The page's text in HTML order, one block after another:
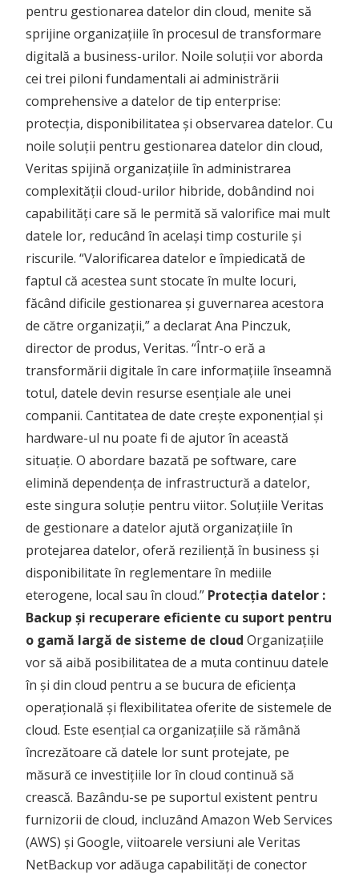
pentru gestionarea datelor din cloud, menite să
sprijine organizațiile în procesul de transformare
digitală a business-urilor. Noile soluții vor aborda
cei trei piloni fundamentali ai administrării
comprehensive a datelor de tip enterprise:
protecția, disponibilitatea și observarea datelor. Cu
noile soluții pentru gestionarea datelor din cloud,
Veritas spijină organizațiile în administrarea
complexității cloud-urilor hibride, dobândind noi
capabilități care să le permită să valorifice mai mult
datele lor, reducând în același timp costurile și
riscurile. “Valorificarea datelor e împiedicată de
faptul că acestea sunt stocate în multe locuri,
făcând dificile gestionarea și guvernarea acestora
de către organizații,” a declarat Ana Pinczuk,
director de produs, Veritas. “Într-o eră a
transformării digitale în care informațiile înseamnă
totul, datele devin resurse esențiale ale unei
companii. Cantitatea de date crește exponențial și
hardware-ul nu poate fi de ajutor în această
situație. O abordare bazată pe software, care
elimină dependența de infrastructură a datelor,
este singura soluție pentru viitor. Soluțiile Veritas
de gestionare a datelor ajută organizațiile în
protejarea datelor, oferă reziliență în business și
disponibilitate în reglementare în mediile
eterogene, local sau în cloud.” Protecția datelor :
Backup și recuperare eficiente cu suport pentru
o gamă largă de sisteme de cloud Organizațiile
vor să aibă posibilitatea de a muta continuu datele
în și din cloud pentru a se bucura de eficiența
operațională și flexibilitatea oferite de sistemele de
cloud. Este esențial ca organizațiile să rămână
încrezătoare că datele lor sunt protejate, pe
măsură ce investițiile lor în cloud continuă să
crească. Bazându-se pe suportul existent pentru
furnizorii de cloud, incluzând Amazon Web Services
(AWS) și Google, viitoarele versiuni ale Veritas
NetBackup vor adăuga capabilități de conector